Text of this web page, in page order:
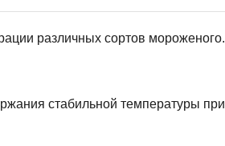
различных сортов мороженого.
стабильной температуры при